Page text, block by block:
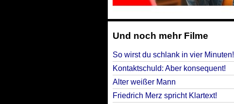
Und noch mehr Filme
So wirst du schlank in vier Minuten!
Kontaktschuld: Aber konsequent!
Alter weißer Mann
Friedrich Merz spricht Klartext!